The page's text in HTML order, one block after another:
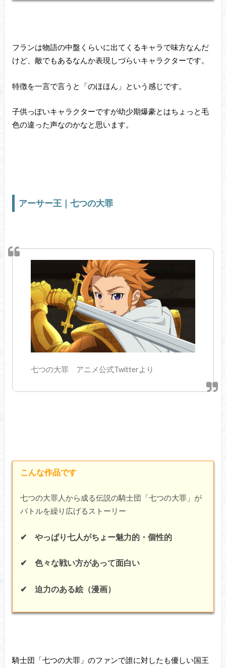
フランは物語の中盤くらいに出てくるキャラで味方なんだ
けど、敵でもあるなんか表現しづらいキャラクターです。
特徴を一言で言うと「のほほん」という感じです。
子供っぽいキャラクターですが幼少期爆豪とはちょっと毛
色の違った声なのかなと思います。
アーサー王｜七つの大罪
七つの大罪 アニメ公式Twitterより
こんな作品です
七つの大罪人から成る伝説の騎士団「七つの大罪」が
バトルを繰り広げるストーリー
✔ やっぱり七人がちょー魅力的・個性的
✔ 色々な戦い方があって面白い
✔ 迫力のある絵（漫画）
騎士団「七つの大罪」のファンで誰に対したも優しい国王